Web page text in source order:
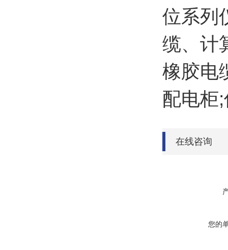
位系列
缆、计
橡胶电
配电柜
在线咨询
您的